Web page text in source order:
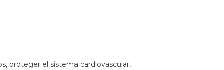
proteger el sistema cardiovascular,